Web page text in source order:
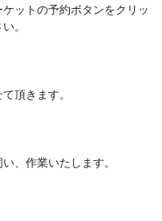
ットの予約ボタンをクリッ
。
頂きます。
、作業いたします。